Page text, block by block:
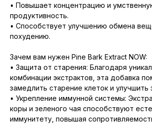
• Повышает концентрацию и
продуктивность.
• Способствует улучшению обмена
похудению.
Зачем вам нужен Pine Bark Extract NOW:
• Защита от старения: Благодаря
комбинации экстрактов, эта добавка
замедлить старение клеток и улучшить
• Укрепление иммунной системы:
коры и зеленого чая способствуют
иммунитету, повышая